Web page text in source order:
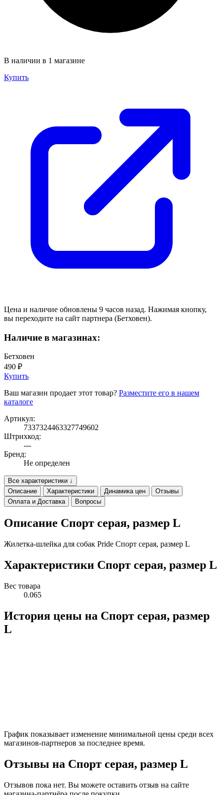
В наличии в 1 магазине
Купить
Цена и наличие обновлены 9 часов назад. Нажимая кнопку,
вы переходите на сайт партнера (Бетховен).
Наличие в магазинах:
Бетховен
490 ₽
Купить
Ваш магазин продает этот товар? Разместите его в нашем
каталоге
Артикул:
7337324463327749602
Штрихкод:
---
Бренд:
Не определен
Все характеристики ↓
Описание
Характеристики Динамика цен
Отзывы
Оплата и Доставка
Вопросы
Описание Спорт серая, размер L
Жилетка-шлейка для собак Pride Спорт серая, размер L
Характеристики Спорт серая, размер L
Вес товара
0.065
История цены на Спорт серая, размер
L
График показывает изменение минимальной цены среди всех
магазинов-партнеров за последнее время.
Отзывы на Спорт серая, размер L
Отзывов пока нет. Вы можете оставить отзыв на сайте